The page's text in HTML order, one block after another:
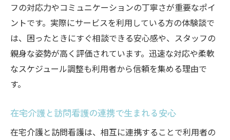
フの対応力やコミュニケーションの丁寧さが重要なポイ
ントです。実際にサービスを利用している方の体験談で
は、困ったときにすぐ相談できる安心感や、スタッフの
親身な姿勢が高く評価されています。迅速な対応や柔軟
なスケジュール調整も利用者から信頼を集める理由で
す。
在宅介護と訪問看護の連携で生まれる安心
在宅介護と訪問看護は、相互に連携することで利用者の